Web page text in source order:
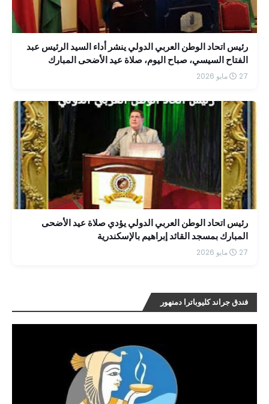
رئيس اتحاد الوطن العربي الدولي ينشر أداء السيد الرئيس عبد
الفتاح السيسي، صباح اليوم، صلاة عيد الأضحى المبارك
بمسجد الرحمن الرحيم بمقر القيادة الاستراتيجية بالعاصمة
27 مايو 2026
رئيس اتحاد الوطن العربي الدولي يؤدي صلاة عيد الأضحى
المبارك بمسجد القائد إبراهيم بالإسكندرية
27 مايو 2026
فندق جراند كليوباترا دمنهور